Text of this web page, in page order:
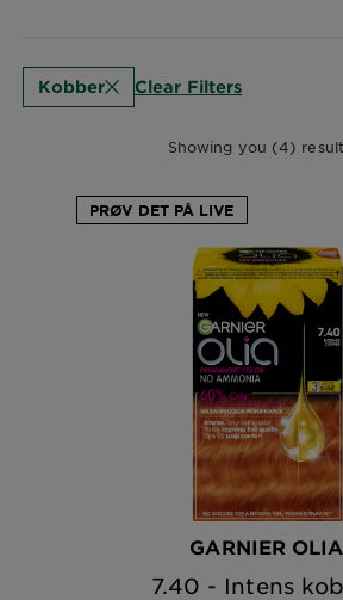
Kobber Clear Filters
Showing you (4)
PRØV DET PÅ LIVE
GARNIER OLIA
7.40 - Intens